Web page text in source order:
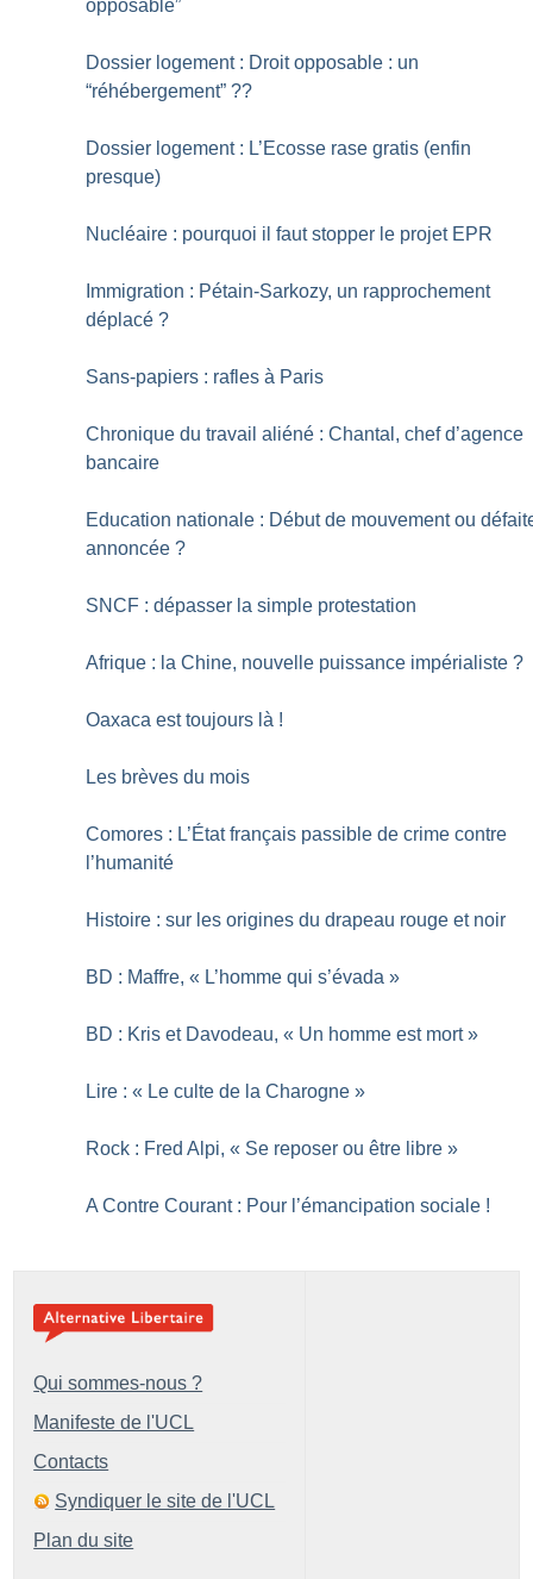
opposable”
Dossier logement : Droit opposable : un
“réhébergement” ??
Dossier logement : L’Ecosse rase gratis (enfin
presque)
Nucléaire : pourquoi il faut stopper le projet EPR
Immigration : Pétain-Sarkozy, un rapprochement
déplacé ?
Sans-papiers : rafles à Paris
Chronique du travail aliéné : Chantal, chef d’agence
bancaire
Education nationale : Début de mouvement ou
annoncée ?
SNCF : dépasser la simple protestation
Afrique : la Chine, nouvelle puissance impérialiste ?
Oaxaca est toujours là !
Les brèves du mois
Comores : L’État français passible de crime contre
l’humanité
Histoire : sur les origines du drapeau rouge et noir
BD : Maffre, « L’homme qui s’évada »
BD : Kris et Davodeau, « Un homme est mort »
Lire : « Le culte de la Charogne »
Rock : Fred Alpi, « Se reposer ou être libre »
A Contre Courant : Pour l’émancipation sociale !
Qui sommes-nous ?
Manifeste de l'UCL
Contacts
Syndiquer le site de l'UCL
Plan du site